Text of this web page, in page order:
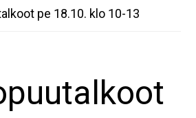
pe 18.10. klo 10-13